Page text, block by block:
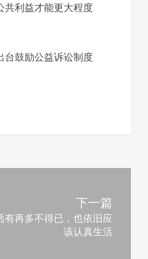
共利益才能更大程度
台鼓励公益诉讼制度
下一篇
有再多不得已，也依旧应
该认真生活